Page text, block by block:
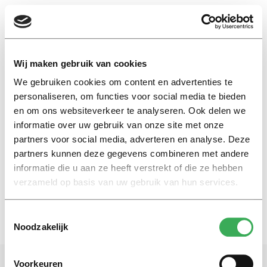
Wij maken gebruik van cookies
We gebruiken cookies om content en advertenties te
personaliseren, om functies voor social media te bieden
en om ons websiteverkeer te analyseren. Ook delen we
informatie over uw gebruik van onze site met onze
partners voor social media, adverteren en analyse. Deze
partners kunnen deze gegevens combineren met andere
informatie die u aan ze heeft verstrekt of die ze hebben
verzameld op basis van uw gebruik van hun services.
Noodzakelijk
Voorkeuren
EN
alex warmerdam
Univers tipt
Dit doe je in november op de
campus. Drie tips
01 november 2022